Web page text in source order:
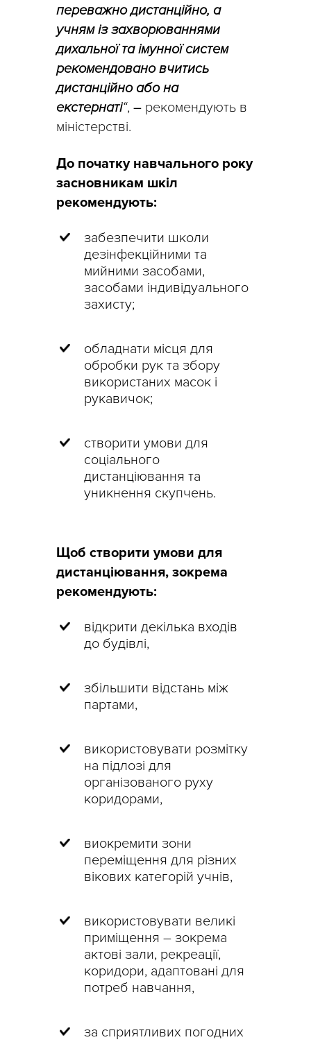
переважно дистанційно, а
учням із захворюваннями
дихальної та імунної систем
рекомендовано вчитись
дистанційно або на
екстернаті“, – рекомендують в
міністерстві.
До початку навчального року
засновникам шкіл
рекомендують:
забезпечити школи
дезінфекційними та
мийними засобами,
засобами індивідуального
захисту;
обладнати місця для
обробки рук та збору
використаних масок і
рукавичок;
створити умови для
соціального
дистанціювання та
уникнення скупчень.
Щоб створити умови для
дистанціювання, зокрема
рекомендують:
відкрити декілька входів
до будівлі,
збільшити відстань між
партами,
використовувати розмітку
на підлозі для
організованого руху
коридорами,
виокремити зони
переміщення для різних
вікових категорій учнів,
використовувати великі
приміщення – зокрема
актові зали, рекреації,
коридори, адаптовані для
потреб навчання,
за сприятливих погодних